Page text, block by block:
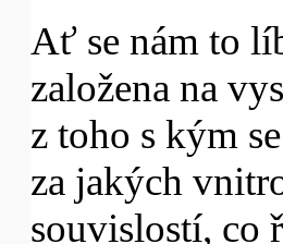
Ať se nám to
založena na
z toho s kým
za jakých
souvislostí, co